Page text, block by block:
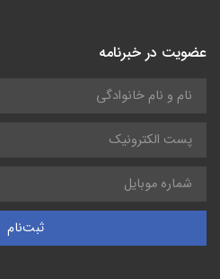
عضویت در خبرنامه
ثبت‌نام